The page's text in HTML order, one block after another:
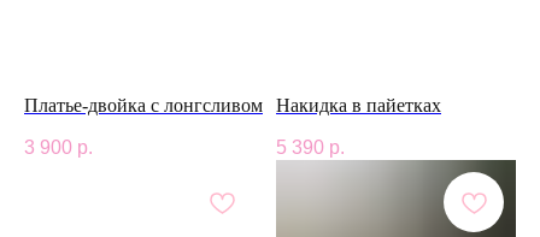
Платье-двойка с лонгсливом
3 900 р.
Накидка в пайетках
5 390 р.